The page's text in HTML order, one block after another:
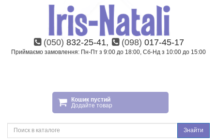
(050) 832-25-41, (098) 017-45-17
Приймаємо замовлення: Пн-Пт з 9:00 до 18:00, Сб-Нд з 10:00 до 15:00
Кошик пустий
Додайте товар
Знайти